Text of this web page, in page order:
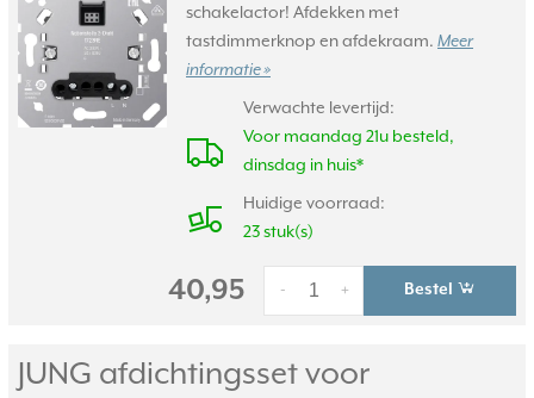
schakelactor! Afdekken met
tastdimmerknop en afdekraam. Meer
informatie »
Verwachte levertijd:
Voor maandag 21u besteld,
dinsdag in huis*
Huidige voorraad:
23 stuk(s)
40,95 +
- Bestel
JUNG afdichtingsset voor